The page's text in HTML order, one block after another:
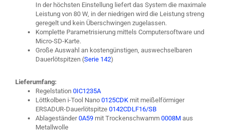
In der höchsten Einstellung liefert das System die maximale
Leistung von 80 W, in der niedrigen wird die Leistung streng
geregelt und kein Überschwingen zugelassen.
Komplette Parametrisierung mittels Computersoftware und
Micro-SD-Karte.
Große Auswahl an kostengünstigen, auswechselbaren
Dauerlötspitzen (Serie 142)
Lieferumfang:
Regelstation 0IC1235A
Löttkolben i-Tool Nano 0125CDK mit meißelförmiger
ERSADUR-Dauerlötspitze 0142CDLF16/SB
Ablageständer 0A59 mit Trockenschwamm 0008M aus
Metallwolle